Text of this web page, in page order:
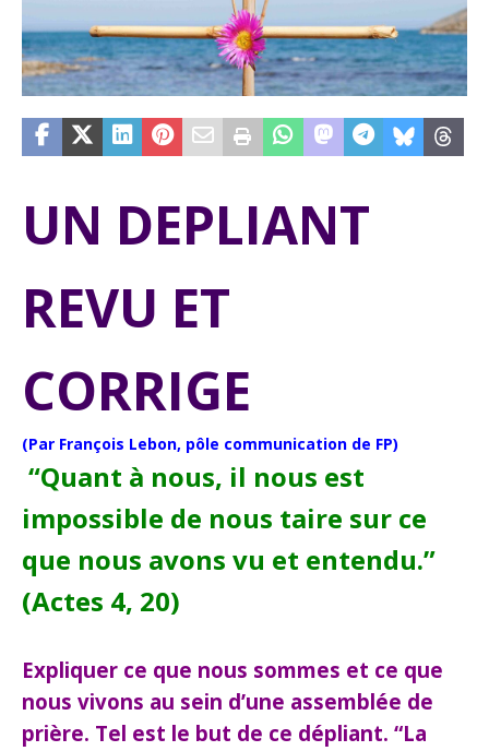
UN DEPLIANT
REVU ET
CORRIGE
(Par François Lebon, pôle communication de FP)
“Quant à nous, il nous est
impossible de nous taire sur ce
que nous avons vu et entendu.”
(Actes 4, 20)
Expliquer ce que nous sommes et ce que
nous vivons au sein d’une assemblée de
prière. Tel est le but de ce dépliant. “La